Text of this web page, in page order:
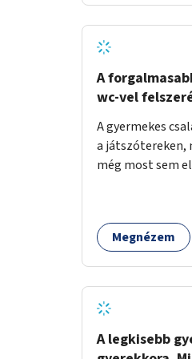
járatokat. 9500
egy család
viszont sokkal
A
wc-vel
A gyermekes
a játszótereken,
még most sem
vagy olyan, ami
bankkártyàt is!
Megnézem
A legkisebb